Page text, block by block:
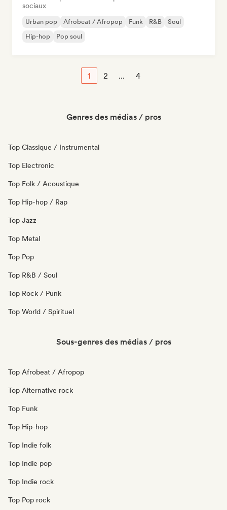
sociaux
Urban pop Afrobeat / Afropop Funk R&B
Soul
Hip-hop
Pop soul
1 2 ... 4
Genres des médias / pros
Top Classique / Instrumental
Top Electronic
Top Folk / Acoustique
Top Hip-hop / Rap
Top Jazz
Top Metal
Top Pop
Top R&B / Soul
Top Rock / Punk
Top World / Spirituel
Sous-genres des médias / pros
Top Afrobeat / Afropop
Top Alternative rock
Top Funk
Top Hip-hop
Top Indie folk
Top Indie pop
Top Indie rock
Top Pop rock